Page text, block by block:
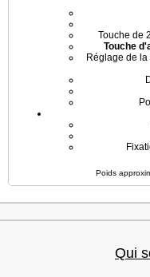
Touche de
Touche
Réglage de
Poids
Qui